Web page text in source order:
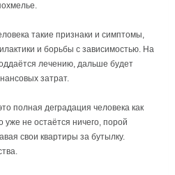
такие признаки и симптомы,
и борьбы с зависимостью. На
лечению, дальше будет
затрат.
полная деградация человека как
уже не остаётся ничего, порой
свои квартиры за бутылку.